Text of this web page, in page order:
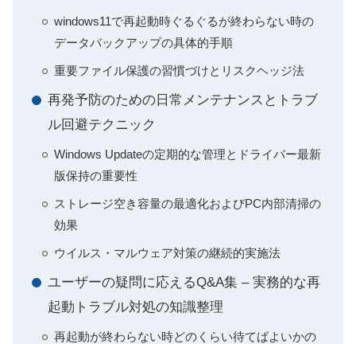
windows11で再起動時ぐるぐるが終わらない時の
データバックアップの具体的手順
重要ファイル保護の習慣づけとリスクヘッジ法
再発予防のための日常メンテナンスとトラブ
ル回避テクニック
Windows Updateの定期的な管理とドライバー最新
版保持の重要性
ストレージ空き容量の最適化およびPC内部清掃の
効果
ウイルス・マルウェア対策の継続的実施法
ユーザーの疑問に応えるQ&A集 – 実務的な再
起動トラブル対処の知識整理
再起動が終わらない時どのくらい待てばよいかの